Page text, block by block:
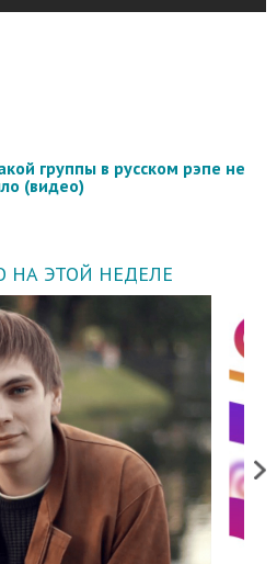
группы в русском рэпе не
(видео)
НА ЭТОЙ НЕДЕЛЕ
Next